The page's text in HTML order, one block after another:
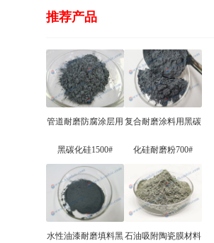
推荐产品
管道耐磨防腐涂层用
黑碳化硅1500#
复合耐磨涂料用黑碳
化硅耐磨粉700#
水性油漆耐磨填料黑石油吸附陶瓷膜材料